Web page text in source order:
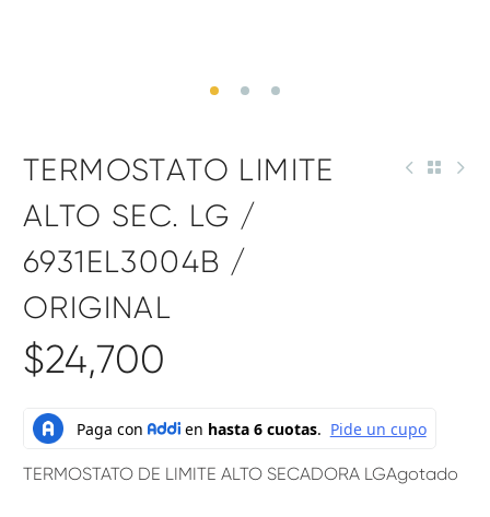
TERMOSTATO LIMITE
ALTO SEC. LG /
6931EL3004B /
ORIGINAL
$24,700
TERMOSTATO DE LIMITE ALTO SECADORA LGAgotado